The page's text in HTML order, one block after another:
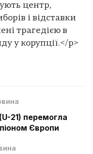
центр,
і відставки
трагедією в
у корупції.</p>
21) перемогла
Європи